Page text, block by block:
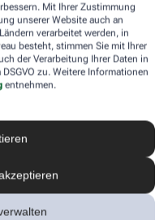
Mit Ihrer Zustimmung
unserer Website auch an
verarbeitet werden, in
besteht, stimmen Sie mit Ihrer
der Verarbeitung Ihrer Daten in
zu. Weitere Informationen
entnehmen.
durch einen Gendefekt
190 bis 500 mg/dl) und
und Venen ab. Betroffene
eine
geschützt, bei ihnen
von 60 Jahren. Die familiäre
einer von 300 Personen
Herzinfarkten, Stents oder
sein Cholesterin